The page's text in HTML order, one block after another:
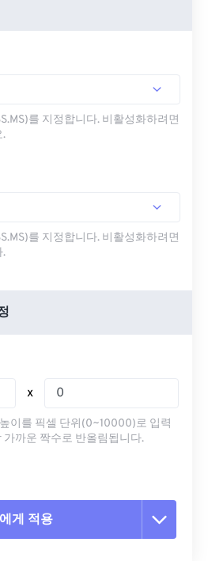
를 지정합니다. 비활성화하려면
.
를 지정합니다. 비활성화하려면
.
x
이를 픽셀 단위(0~10000)로 입력
까운 짝수로 반올림됩니다.
게 적용